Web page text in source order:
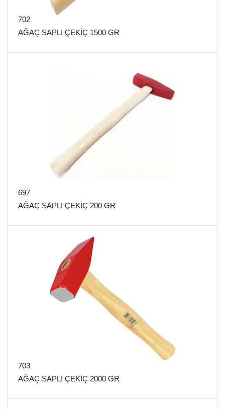
702
AĞAÇ SAPLI ÇEKİÇ 1500 GR
697
AĞAÇ SAPLI ÇEKİÇ 200 GR
703
AĞAÇ SAPLI ÇEKİÇ 2000 GR